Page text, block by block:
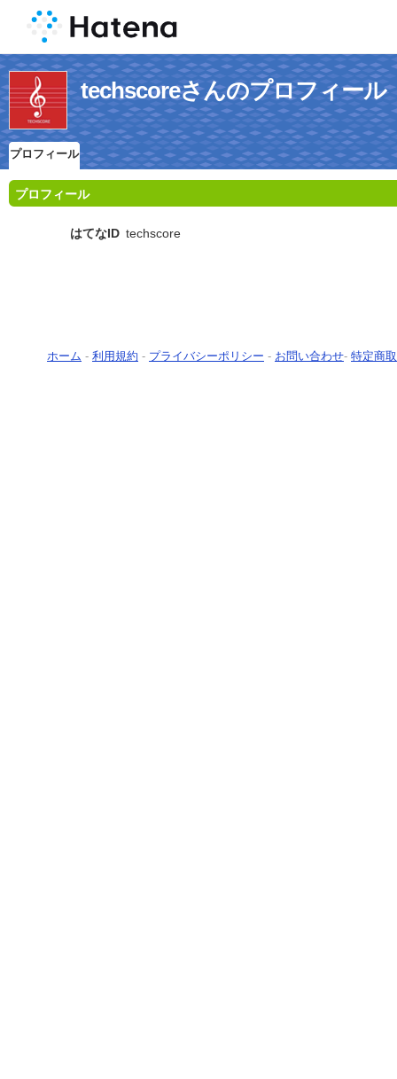
techscoreさんのプロフィール
プロフィール
プロフィール
はてなID techscore
ホーム - 利用規約 - プライバシーポリシー - お問い合わせ- 特定商